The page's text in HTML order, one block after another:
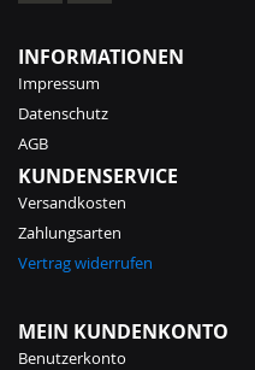
INFORMATIONEN
Impressum
Datenschutz
AGB
KUNDENSERVICE
Versandkosten
Zahlungsarten
Vertrag widerrufen
MEIN KUNDENKONTO
Benutzerkonto